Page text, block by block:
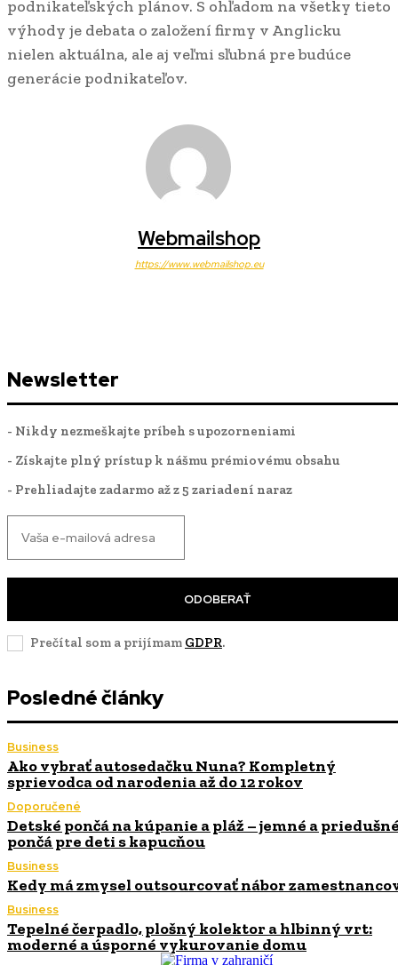
podnikateľských plánov. S ohľadom na všetky tieto
výhody je debata o založení firmy v Anglicku
nielen aktuálna, ale aj veľmi sľubná pre budúce
generácie podnikateľov.
Webmailshop
https://www.webmailshop.eu
Newsletter
- Nikdy nezmeškajte príbeh s upozorneniami
- Získajte plný prístup k nášmu prémiovému obsahu
- Prehliadajte zadarmo až z 5 zariadení naraz
ODOBERAŤ
Prečítal som a prijímam GDPR.
Posledné články
Business
Ako vybrať autosedačku Nuna? Kompletný
sprievodca od narodenia až do 12 rokov
Doporučené
Detské pončá na kúpanie a pláž – jemné a
pončá pre deti s kapucňou
Business
Kedy má zmysel outsourcovať nábor
Business
Tepelné čerpadlo, plošný kolektor a hlbinný vrt:
moderné a úsporné vykurovanie domu